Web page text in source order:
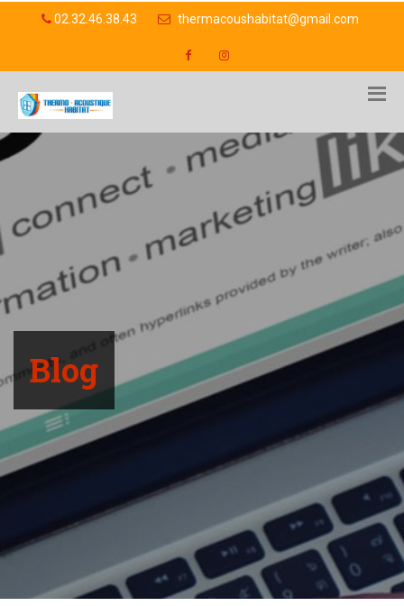
02.32.46.38.43 thermacoushabitat@gmail.com
Blog